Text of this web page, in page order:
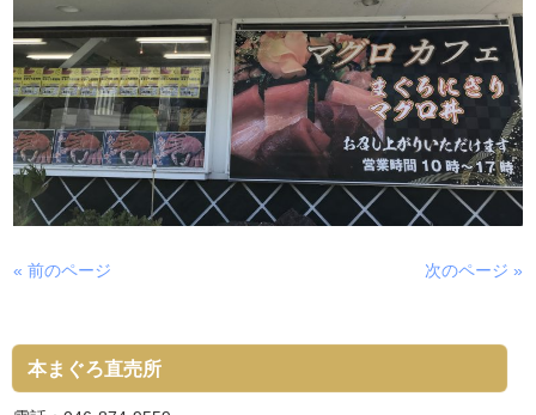
« 前のページ 次のページ »
本まぐろ直売所